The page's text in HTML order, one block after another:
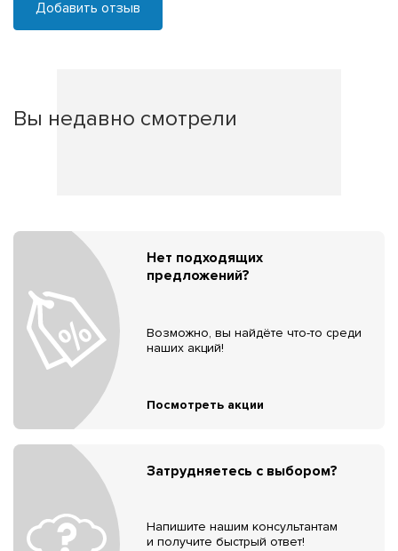
Добавить отзыв
Вы недавно смотрели
Нет подходящих
предложений?
Возможно, вы найдёте что-то среди
наших акций!
Посмотреть акции
Затрудняетесь с выбором?
Напишите нашим консультантам
и получите быстрый ответ!